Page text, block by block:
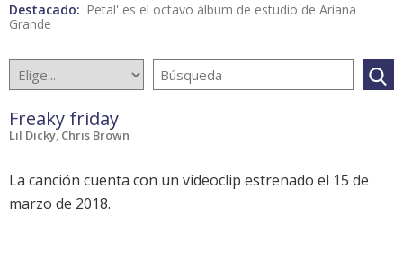
Destacado: 'Petal' es el octavo álbum de estudio de Ariana
Grande
Freaky friday
Lil Dicky,Chris Brown
La canción cuenta con un videoclip estrenado el 15 de
marzo de 2018.